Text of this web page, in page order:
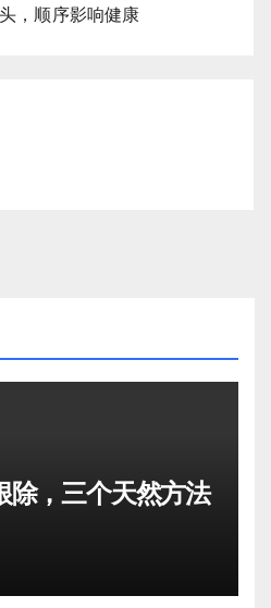
，顺序影响健康
除，三个天然方法